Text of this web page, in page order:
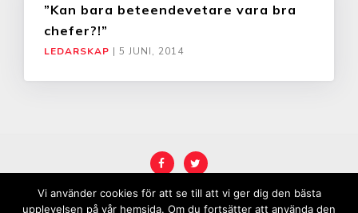
”Kan bara beteendevetare vara bra
chefer?!”
LEDARSKAP | 5 JUNI, 2014
COPYRIGHT © 2026 KARRIÄRREBELL.
Vi använder cookies för att se till att vi ger dig den bästa
upplevelsen på vår hemsida. Om du fortsätter att använda den